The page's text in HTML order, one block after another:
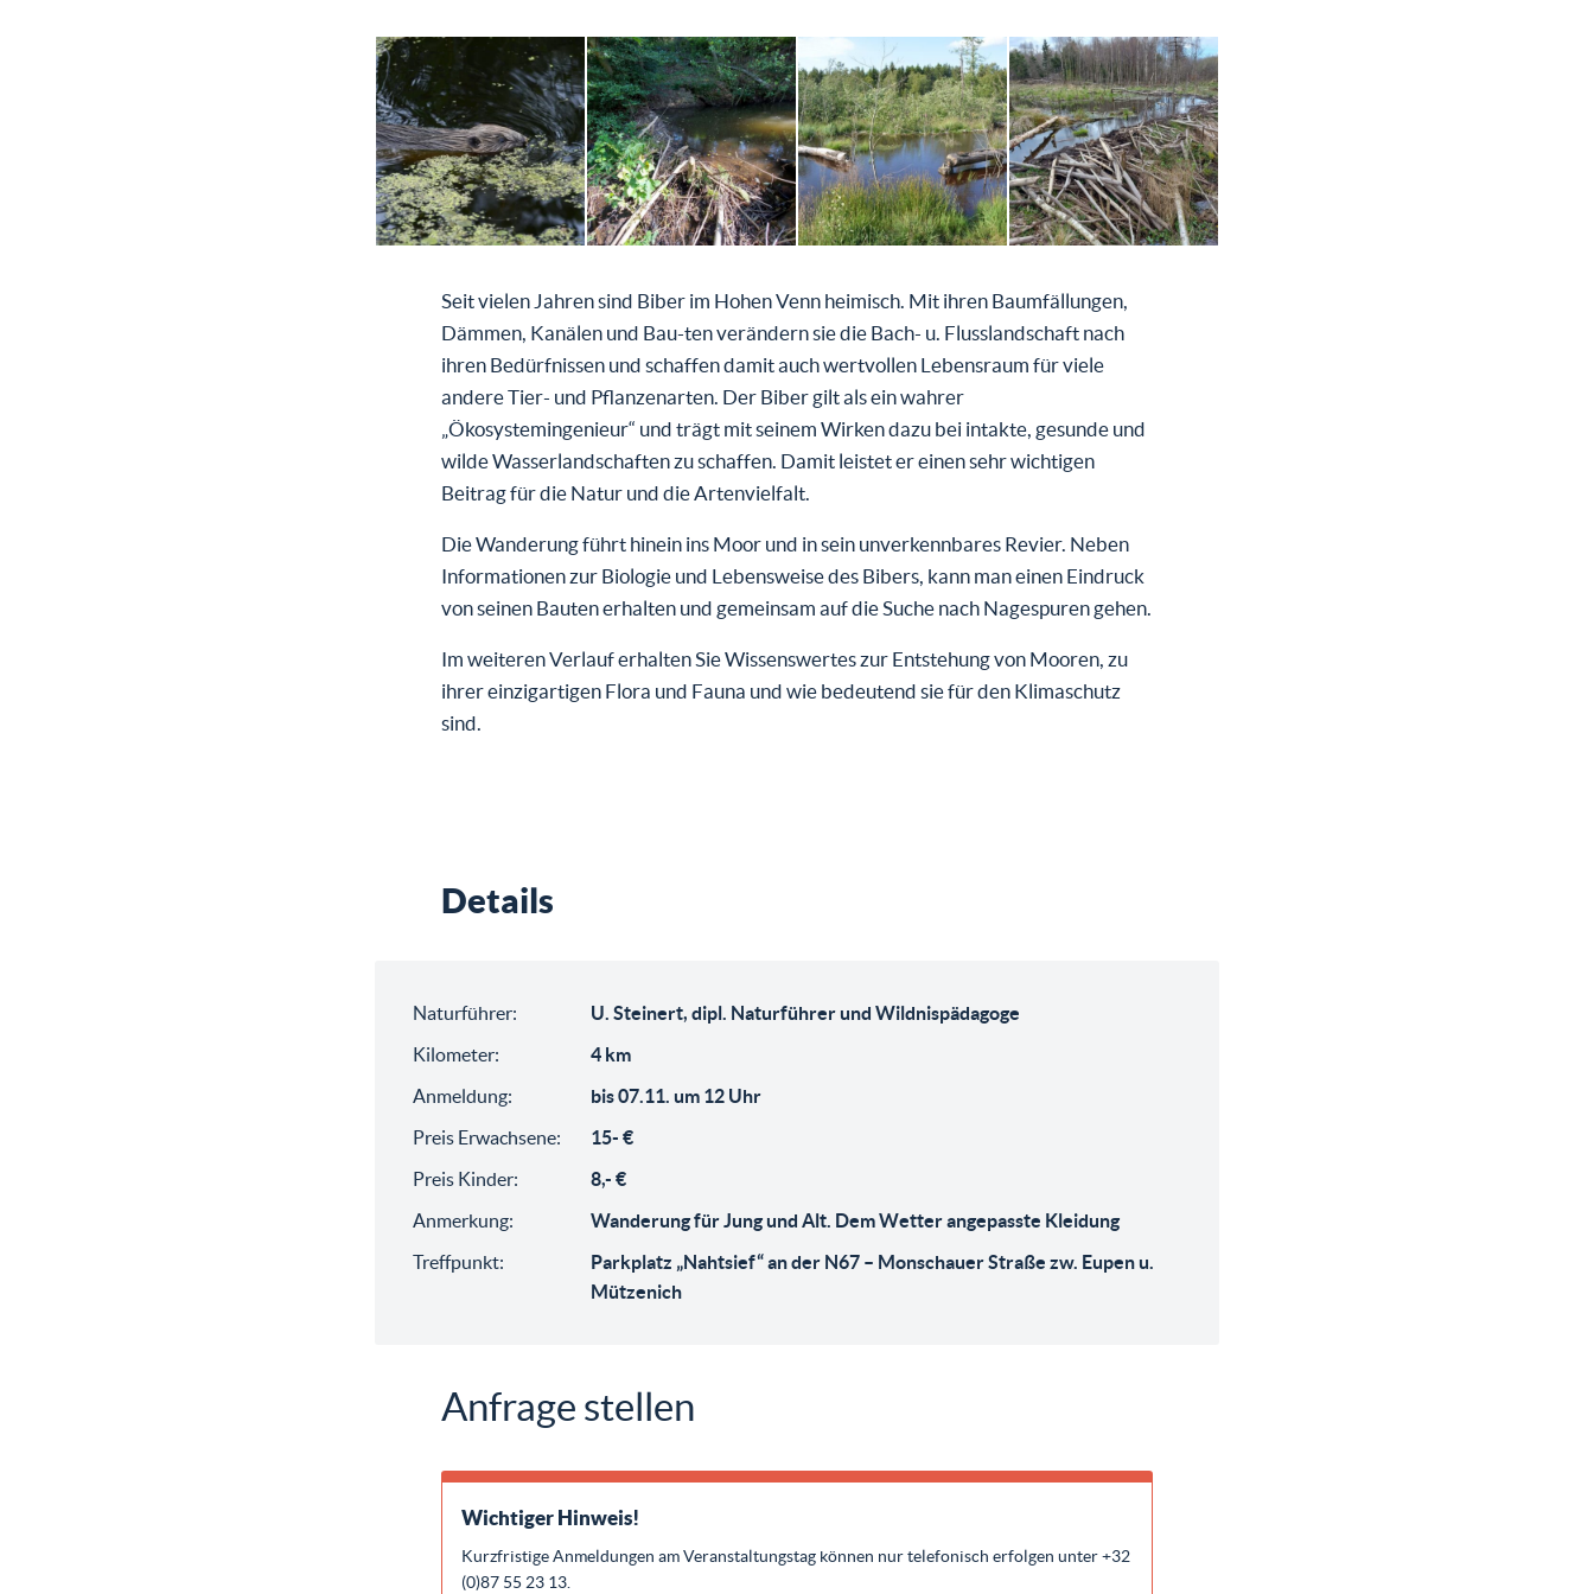
Seit vielen Jahren sind Biber im Hohen Venn heimisch. Mit ihren Baumfällungen,
Dämmen, Kanälen und Bau-ten verändern sie die Bach- u. Flusslandschaft nach
ihren Bedürfnissen und schaffen damit auch wertvollen Lebensraum für viele
andere Tier- und Pflanzenarten. Der Biber gilt als ein wahrer
„Ökosystemingenieur“ und trägt mit seinem Wirken dazu bei intakte, gesunde und
wilde Wasserlandschaften zu schaffen. Damit leistet er einen sehr wichtigen
Beitrag für die Natur und die Artenvielfalt.
Die Wanderung führt hinein ins Moor und in sein unverkennbares Revier. Neben
Informationen zur Biologie und Lebensweise des Bibers, kann man einen Eindruck
von seinen Bauten erhalten und gemeinsam auf die Suche nach Nagespuren gehen.
Im weiteren Verlauf erhalten Sie Wissenswertes zur Entstehung von Mooren, zu
ihrer einzigartigen Flora und Fauna und wie bedeutend sie für den Klimaschutz
sind.
Details
Naturführer:
U. Steinert, dipl. Naturführer und Wildnispädagoge
Kilometer:
4 km
Anmeldung:
bis 07.11. um 12 Uhr
Preis Erwachsene:
15- €
Preis Kinder:
8,- €
Anmerkung:
Wanderung für Jung und Alt. Dem Wetter angepasste Kleidung
Treffpunkt:
Parkplatz „Nahtsief“ an der N67 – Monschauer Straße zw. Eupen u.
Mützenich
Anfrage stellen
Wichtiger Hinweis!
Kurzfristige Anmeldungen am Veranstaltungstag können nur telefonisch erfolgen unter +32
(0)87 55 23 13.